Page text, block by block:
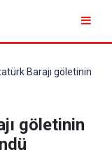
Barajı göletinin
göletinin